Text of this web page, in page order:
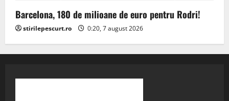
Barcelona, 180 de milioane de euro pentru Rodri!
stirilepescurt.ro 0:20, 7 august 2026